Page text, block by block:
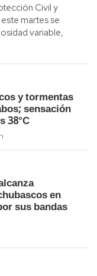
Civil y
martes se
variable,
y tormentas
sensación
38°C
en
sus bandas